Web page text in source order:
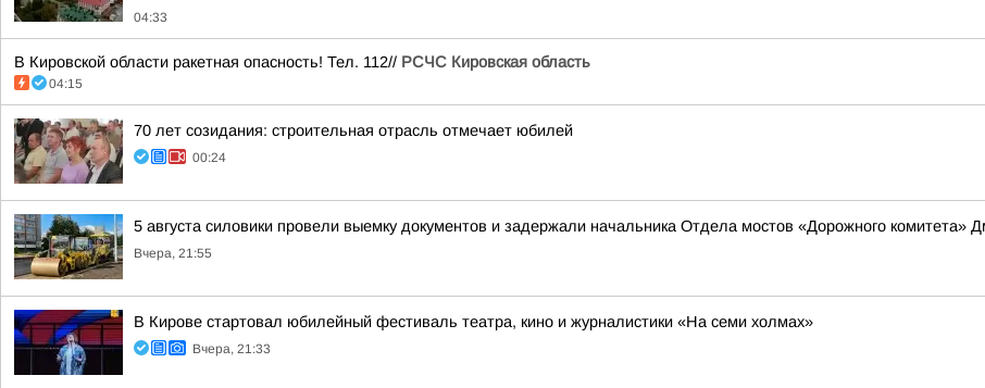
04:33
В Кировской области ракетная опасность! Тел. 112// РСЧС Кировская область
04:15
70 лет созидания: строительная отрасль отмечает юбилей
00:24
5 августа силовики провели выемку документов и задержали начальника Отдела мостов «Дорожного комитета»
Вчера, 21:55
В Кирове стартовал юбилейный фестиваль театра, кино и журналистики «На семи холмах»
Вчера, 21:33